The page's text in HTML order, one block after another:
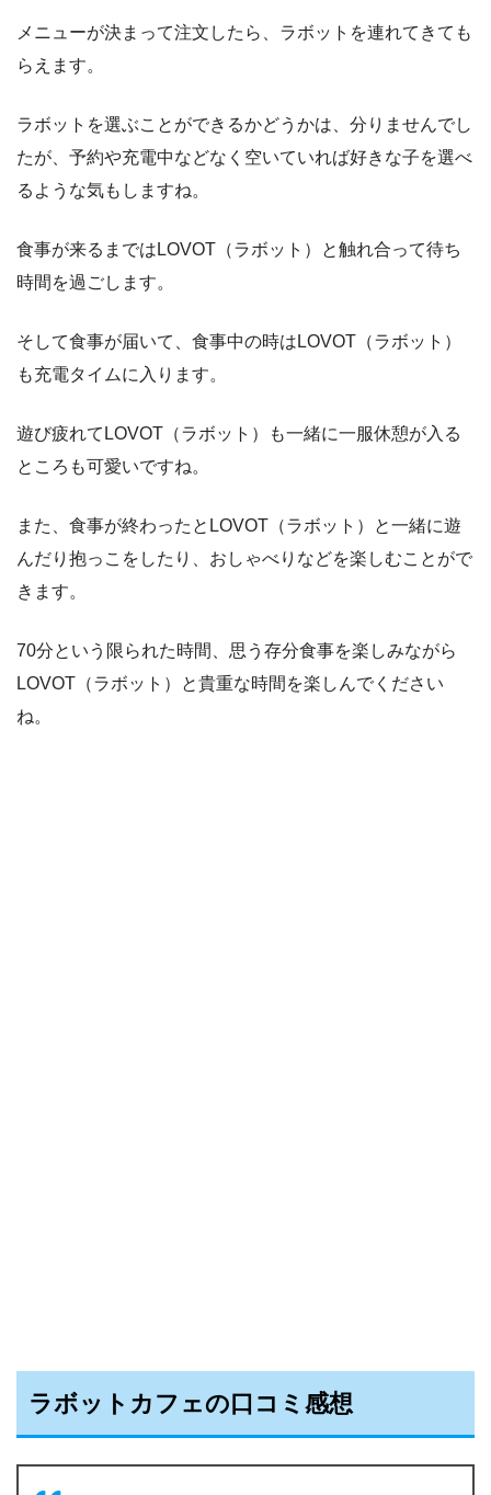
メニューが決まって注文したら、ラボットを連れてきても
らえます。
ラボットを選ぶことができるかどうかは、分りませんでし
たが、予約や充電中などなく空いていれば好きな子を選べ
るような気もしますね。
食事が来るまではLOVOT（ラボット）と触れ合って待ち
時間を過ごします。
そして食事が届いて、食事中の時はLOVOT（ラボット）
も充電タイムに入ります。
遊び疲れてLOVOT（ラボット）も一緒に一服休憩が入る
ところも可愛いですね。
また、食事が終わったとLOVOT（ラボット）と一緒に遊
んだり抱っこをしたり、おしゃべりなどを楽しむことがで
きます。
70分という限られた時間、思う存分食事を楽しみながら
LOVOT（ラボット）と貴重な時間を楽しんでください
ね。
ラボットカフェの口コミ感想